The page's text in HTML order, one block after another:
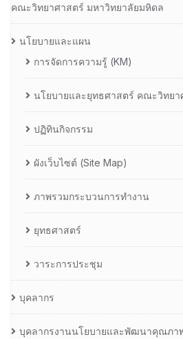
คณะวิทยาศาสตร์ มหาวิทยาลัยมหิดล
นโยบายและแผน
การจัดการความรู้ (KM)
นโยบายและยุทธศาสตร์ คณะวิทย
ปฏิทินกิจกรรม
ผังเว็บไซต์ (Site Map)
ภาพรวมกระบวนการทำงาน
ยุทธศาสตร์
วาระการประชุม
บุคลากร
บุคลากรงานนโยบายและพัฒนาคุณภา